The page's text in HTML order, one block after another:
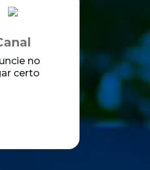
no
certo